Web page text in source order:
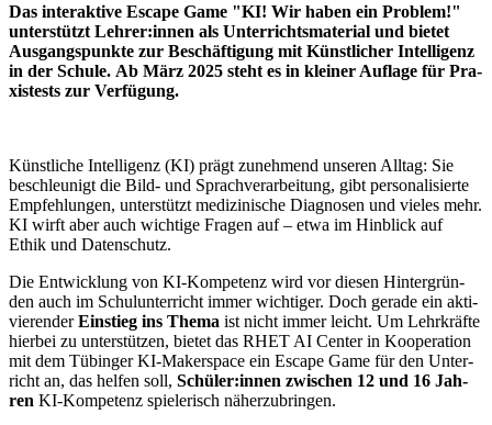
Das inter­ak­ti­ve Escape Game "KI! Wir haben ein Pro­blem!"
unter­stützt Lehrer:innen als Unter­richts­ma­te­ri­al und bie­tet
Aus­gangs­punk­te zur Beschäf­ti­gung mit Künst­li­cher Intel­li­genz
in der Schu­le. Ab März 2025 steht es in klei­ner Auf­la­ge für Pra­
xis­tests zur Verfügung.
Künst­li­che Intel­li­genz (KI) prägt zuneh­mend unse­ren All­tag: Sie
beschleu­nigt die Bild- und Sprach­ver­ar­bei­tung, gibt per­so­na­li­sier­te
Emp­feh­lun­gen, unter­stützt medi­zi­ni­sche Dia­gno­sen und vie­les mehr.
KI wirft aber auch wich­ti­ge Fra­gen auf – etwa im Hin­blick auf
Ethik und Datenschutz.
Die Ent­wick­lung von KI-Kom­pe­tenz wird vor die­sen Hin­ter­grün­
den auch im Schul­un­ter­richt immer wich­ti­ger. Doch gera­de ein akti­
vie­ren­derEin­stieg ins The­ma ist nicht immer leicht. Um Lehr­kräf­te
hier­bei zu unter­stüt­zen, bie­tet das RHET AI Cen­ter in Koope­ra­ti­on
mit dem Tübin­ger KI-Maker­space ein Escape Game für den Unter­
richt an, das hel­fen soll, Schüler:innen zwi­schen 12 und 16 Jah­
ren KI-Kom­pe­tenz spie­le­risch näherzubringen.